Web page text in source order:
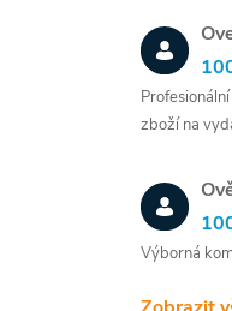
zboží na
Výborná